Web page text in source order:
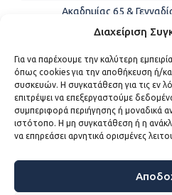
Διαχείριση
Για να παρέχουμε την καλύτερη
όπως cookies για την αποθήκευση ή/
συσκευών. Η συγκατάθεση για τις εν
επιτρέψει να επεξεργαστούμε
συμπεριφορά περιήγησης ή μοναδικά
ιστότοπο. Η μη συγκατάθεση ή η
να επηρεάσει αρνητικά ορισμένες
Ακαδημίας 65 &
Τηλέφωνα:
+30
Email:
ΧΡΗΣΙΜΟΙ
Η
Όροι